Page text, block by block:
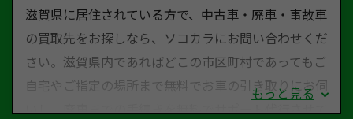
滋賀県に居住されている方で、中古車・廃車・事故車
の買取先をお探しなら、ソコカラにお問い合わせくだ
さい。滋賀県内であればどこの市区町村であってもご
自宅やご指定の場所まで無料でお車の引き取りにお伺
いし、廃車までの手続きを無料でサポート代行させて
もっと見る